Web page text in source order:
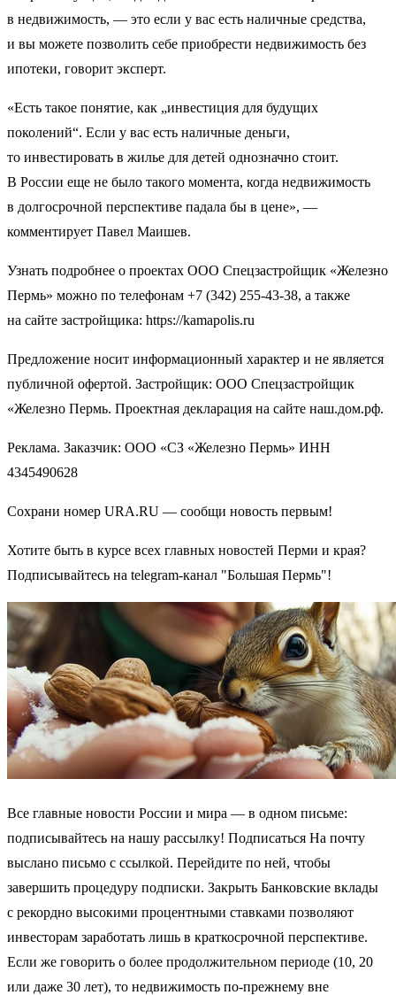
в недвижимость, — это если у вас есть наличные средства,
и вы можете позволить себе приобрести недвижимость без
ипотеки, говорит эксперт.
«Есть такое понятие, как „инвестиция для будущих
поколений“. Если у вас есть наличные деньги,
то инвестировать в жилье для детей однозначно стоит.
В России еще не было такого момента, когда недвижимость
в долгосрочной перспективе падала бы в цене», —
комментирует Павел Маишев.
Узнать подробнее о проектах ООО Спецзастройщик «Железно
Пермь» можно по телефонам +7 (342) 255-43-38, а также
на сайте застройщика: https://kamapolis.ru
Предложение носит информационный характер и не является
публичной офертой. Застройщик: ООО Спецзастройщик
«Железно Пермь. Проектная декларация на сайте наш.дом.рф.
Реклама. Заказчик: ООО «СЗ «Железно Пермь» ИНН
4345490628
Сохрани номер URA.RU — сообщи новость первым!
Хотите быть в курсе всех главных новостей Перми и края?
Подписывайтесь на telegram-канал "Большая Пермь"!
Все главные новости России и мира — в одном письме:
подписывайтесь на нашу рассылку! Подписаться На почту
выслано письмо с ссылкой. Перейдите по ней, чтобы
завершить процедуру подписки. Закрыть Банковские вклады
с рекордно высокими процентными ставками позволяют
инвесторам заработать лишь в краткосрочной перспективе.
Если же говорить о более продолжительном периоде (10, 20
или даже 30 лет), то недвижимость по-прежнему вне